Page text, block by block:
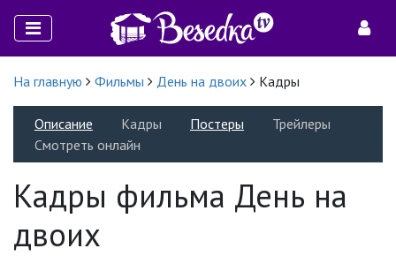
На главную Фильмы День на двоих Кадры
Описание Кадры Постеры
Трейлеры
Смотреть онлайн
Кадры фильма День на
двоих